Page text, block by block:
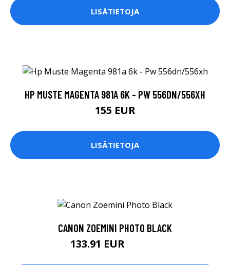
LISÄTIETOJA
HP MUSTE MAGENTA 981A 6K - PW 556DN/556XH
155 EUR
LISÄTIETOJA
CANON ZOEMINI PHOTO BLACK
133.91 EUR